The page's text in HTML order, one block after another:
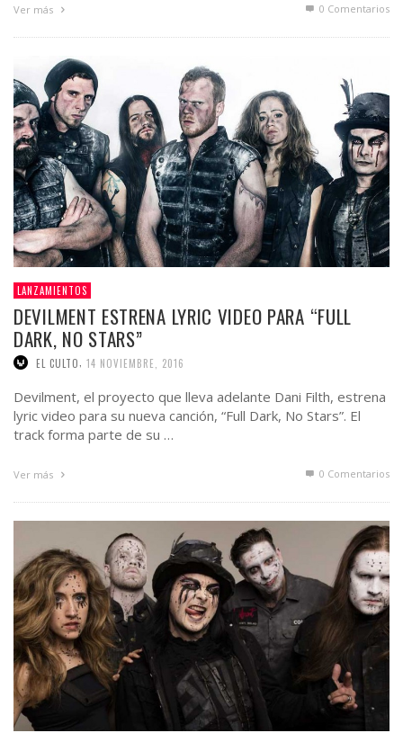
Ver más 0 Comentarios
LANZAMIENTOS
DEVILMENT ESTRENA LYRIC VIDEO PARA “FULL
DARK, NO STARS”
EL CULTO 14 NOVIEMBRE, 2016
Devilment, el proyecto que lleva adelante Dani Filth, estrena
lyric video para su nueva canción, “Full Dark, No Stars”. El
track forma parte de su …
Ver más 0 Comentarios